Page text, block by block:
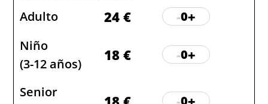
Adulto 24 € -0+
Niño
(3-12 años)
18 € -0+
Senior
0